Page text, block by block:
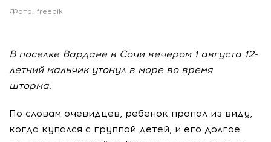
Фото: freepik
В поселке Вардане в Сочи вечером 1 августа 12-
летний мальчик утонул в море во время
шторма.
По словам очевидцев, ребенок пропал из виду,
когда купался с группой детей, и его долгое